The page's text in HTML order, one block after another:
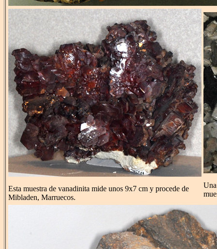
Esta muestra de vanadinita mide unos 9x7 cm y procede de
Mibladen, Marruecos.